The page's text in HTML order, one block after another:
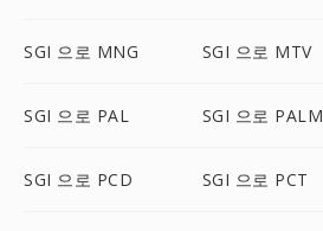
SGI 으로 MNG SGI 으로 MTV
SGI 으로 PAL SGI 으로 PALM
SGI 으로 PCD SGI 으로 PCT